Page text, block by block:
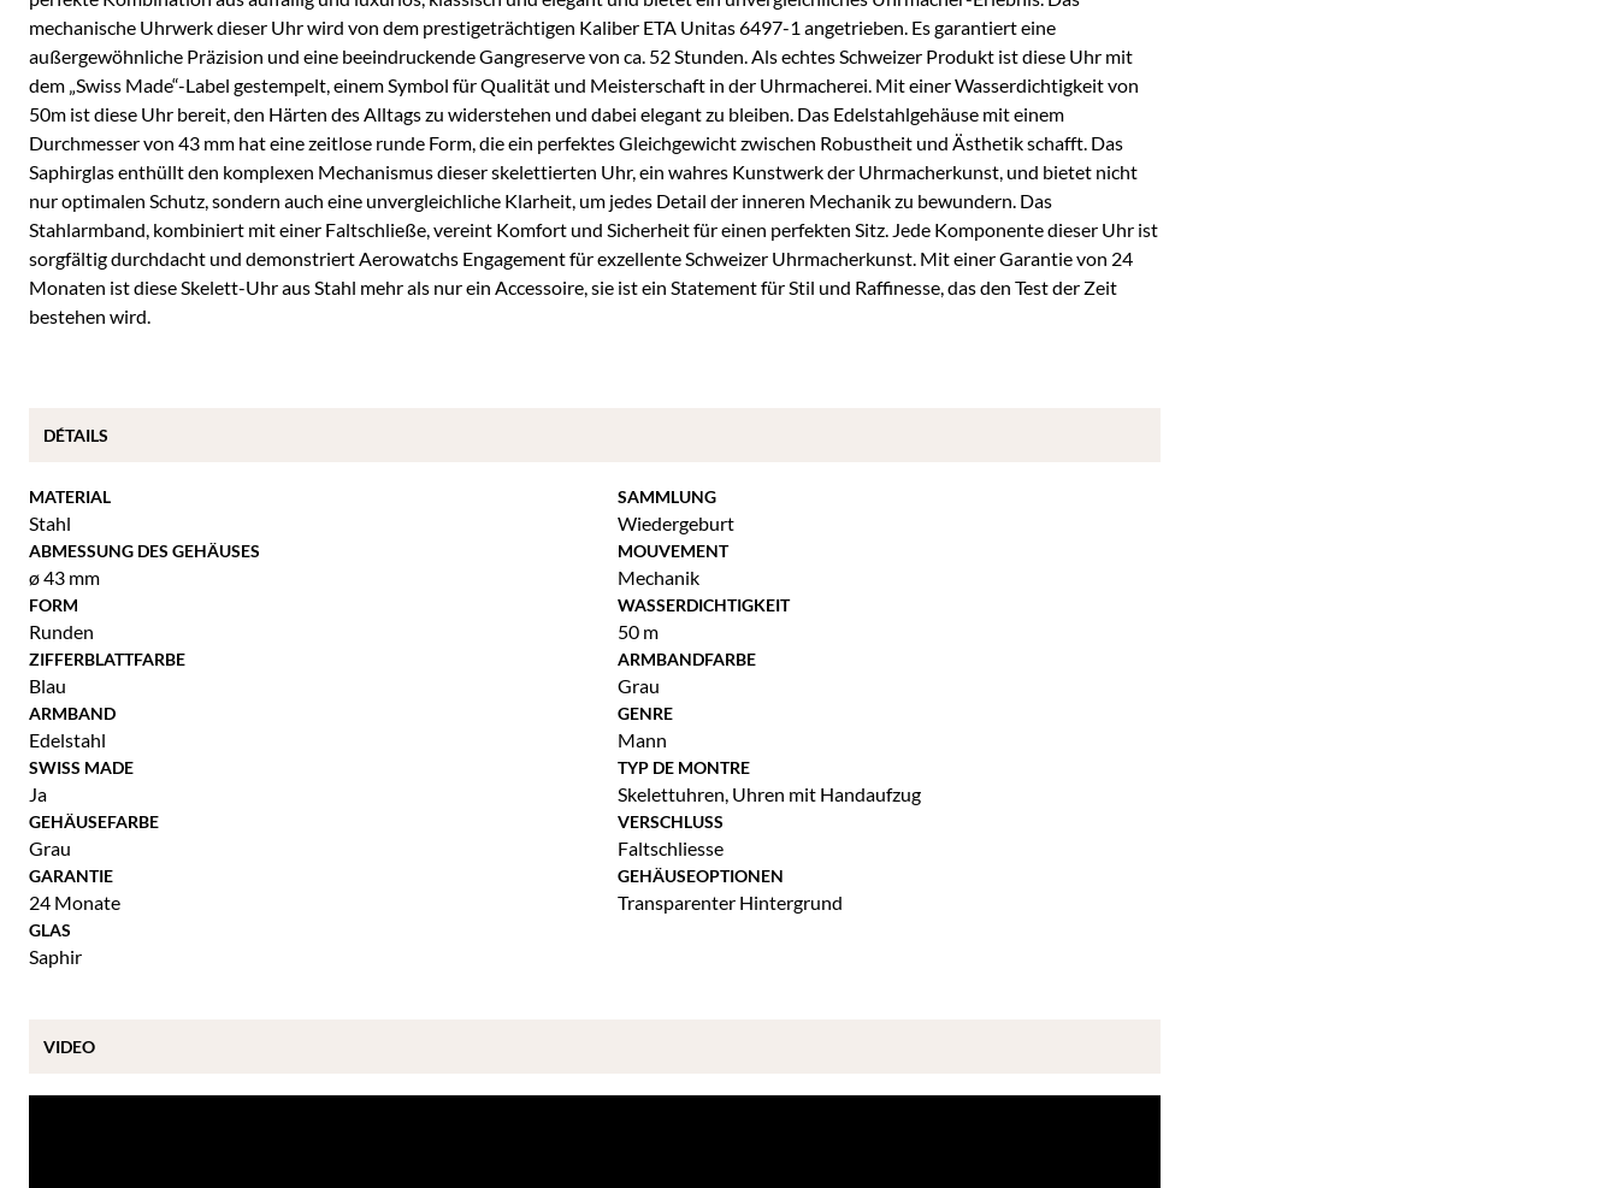
mechanische Uhrwerk dieser Uhr wird von dem prestigeträchtigen Kaliber ETA Unitas 6497-1 angetrieben. Es garantiert eine
außergewöhnliche Präzision und eine beeindruckende Gangreserve von ca. 52 Stunden. Als echtes Schweizer Produkt ist diese Uhr mit
dem „Swiss Made“-Label gestempelt, einem Symbol für Qualität und Meisterschaft in der Uhrmacherei. Mit einer Wasserdichtigkeit von
50m ist diese Uhr bereit, den Härten des Alltags zu widerstehen und dabei elegant zu bleiben. Das Edelstahlgehäuse mit einem
Durchmesser von 43 mm hat eine zeitlose runde Form, die ein perfektes Gleichgewicht zwischen Robustheit und Ästhetik schafft. Das
Saphirglas enthüllt den komplexen Mechanismus dieser skelettierten Uhr, ein wahres Kunstwerk der Uhrmacherkunst, und bietet nicht
nur optimalen Schutz, sondern auch eine unvergleichliche Klarheit, um jedes Detail der inneren Mechanik zu bewundern. Das
Stahlarmband, kombiniert mit einer Faltschließe, vereint Komfort und Sicherheit für einen perfekten Sitz. Jede Komponente dieser Uhr ist
sorgfältig durchdacht und demonstriert Aerowatchs Engagement für exzellente Schweizer Uhrmacherkunst. Mit einer Garantie von 24
Monaten ist diese Skelett-Uhr aus Stahl mehr als nur ein Accessoire, sie ist ein Statement für Stil und Raffinesse, das den Test der Zeit
bestehen wird.
MATERIAL
Stahl
SAMMLUNG
Wiedergeburt
ABMESSUNG DES GEHÄUSES
ø 43 mm
MOUVEMENT
Mechanik
FORM
Runden
WASSERDICHTIGKEIT
50 m
ZIFFERBLATTFARBE
Blau
ARMBANDFARBE
Grau
ARMBAND
Edelstahl
GENRE
Mann
SWISS MADE
Ja
TYP DE MONTRE
Skelettuhren, Uhren mit Handaufzug
GEHÄUSEFARBE
Grau
VERSCHLUSS
Faltschliesse
GARANTIE
24 Monate
GEHÄUSEOPTIONEN
Transparenter Hintergrund
GLAS
Saphir
DÉTAILS
VIDEO